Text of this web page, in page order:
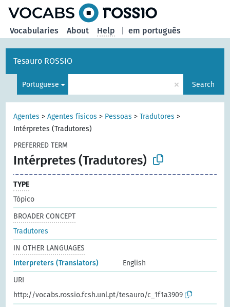
em português
Vocabularies About Help
Tesauro ROSSIO
Portuguese × Search
Agentes >Agentes físicos > Pessoas >Tradutores >
Intérpretes (Tradutores)
PREFERRED TERM
Intérpretes (Tradutores)
TYPE
Tópico
BROADER CONCEPT
Tradutores
IN OTHER LANGUAGES
Interpreters (Translators)
English
URI
http://vocabs.rossio.fcsh.unl.pt/tesauro/c_1f1a3909